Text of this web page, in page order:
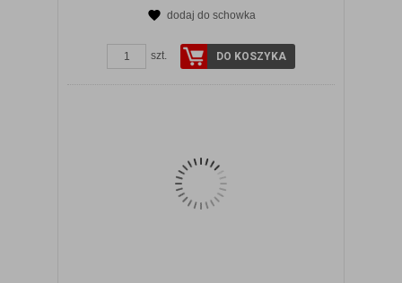
dodaj do schowka
szt. DO KOSZYKA